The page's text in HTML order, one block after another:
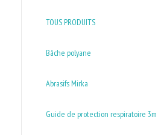
TOUS PRODUITS
Bâche polyane
Abrasifs Mirka
Guide de protection respiratoire 3m